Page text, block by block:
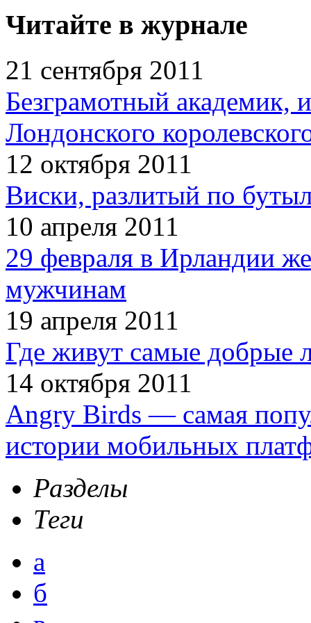
Читайте в журнале
21 сентября 2011
Безграмотный академик,
Лондонского
12 октября 2011
Виски, разлитый по
10 апреля 2011
29 февраля в Ирландии
мужчинам
19 апреля 2011
Где живут самые добрые
14 октября 2011
Angry Birds — самая
истории мобильных
Разделы
Теги
а
б